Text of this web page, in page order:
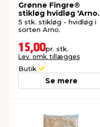
Grønne Fingre®
stikløg hvidløg 'Arno'
5 stk.
5 stk. stikløg - hvidløg i
sorten Arno.
15,00pr. stk.
Lev. omk. tillægges
Butik
Se mere